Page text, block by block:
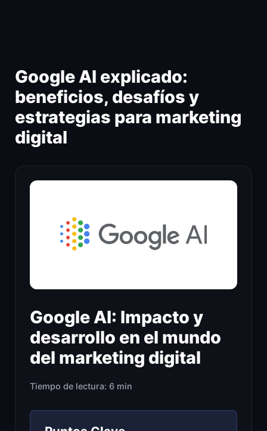
Google AI explicado:
beneficios, desafíos y
estrategias para marketing
digital
Google AI: Impacto y
desarrollo en el mundo
del marketing digital
Tiempo de lectura: 6 min